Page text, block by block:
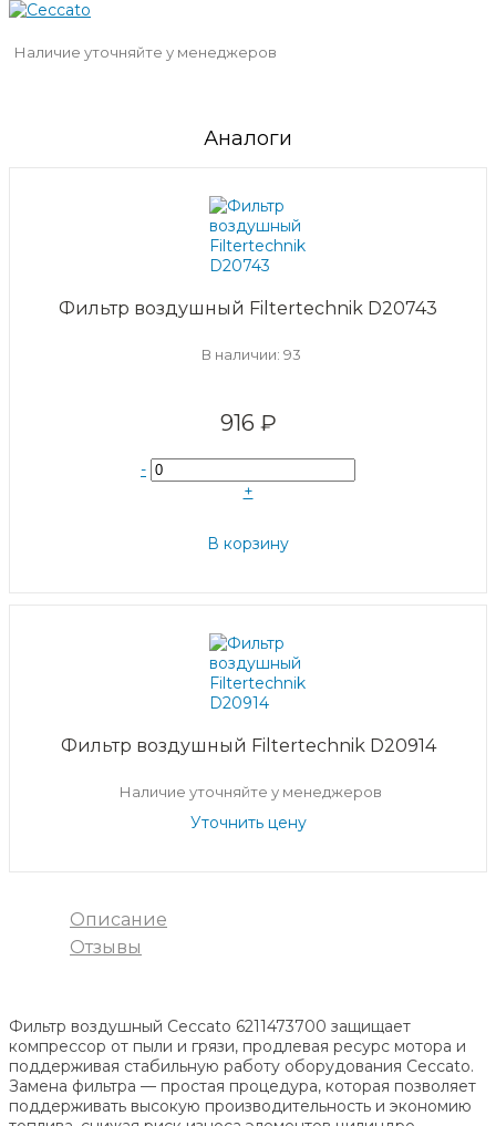
Наличие уточняйте у менеджеров
Аналоги
Фильтр воздушный Filtertechnik D20743
В наличии: 93
916 ₽
-
+
В корзину
Фильтр воздушный Filtertechnik D20914
Наличие уточняйте у менеджеров
Уточнить цену
Описание
Отзывы
Фильтр воздушный Ceccato 6211473700 защищает
компрессор от пыли и грязи, продлевая ресурс мотора и
поддерживая стабильную работу оборудования Ceccato.
Замена фильтра — простая процедура, которая позволяет
поддерживать высокую производительность и экономию